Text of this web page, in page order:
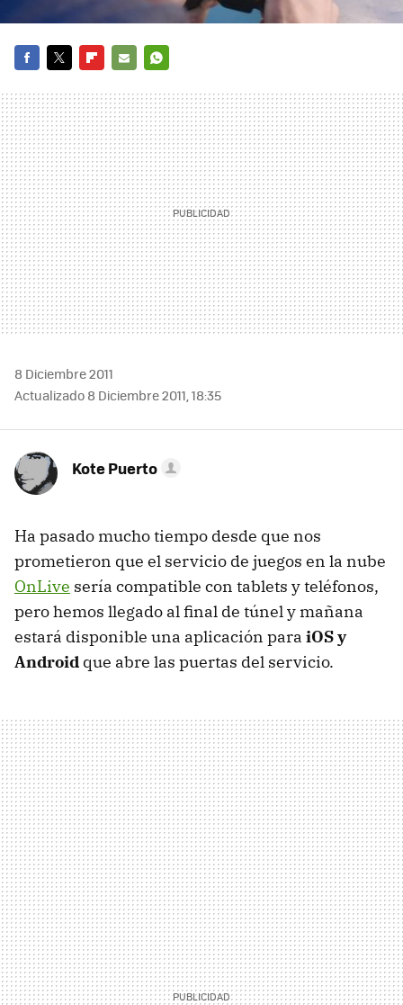
MAIL
8 Diciembre 2011
Actualizado 8 Diciembre 2011, 18:35
Kote Puerto
Ha pasado mucho tiempo desde que nos
prometieron que el servicio de juegos en la nube
OnLive sería compatible con tablets y teléfonos,
pero hemos llegado al final de túnel y mañana
estará disponible una aplicación para iOS y
Android que abre las puertas del servicio.